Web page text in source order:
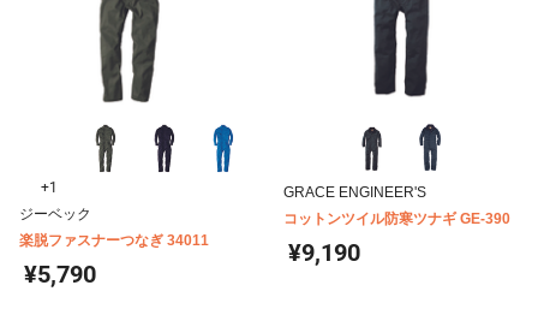
+1
ジーベック
楽脱ファスナーつなぎ 34011
¥5,790
GRACE ENGINEER'S
コットンツイル防寒ツナギ GE-390
¥9,190